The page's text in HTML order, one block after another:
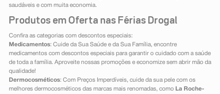
saudáveis e com muita economia.
Produtos em Oferta nas Férias Drogal
Confira as categorias com descontos especiais:
Medicamentos: Cuide da Sua Saúde e da Sua Família, encontre
medicamentos com descontos especiais para garantir o cuidado com a saúde
de toda a família. Aproveite nossas promoções e economize sem abrir mão da
qualidade!
Dermocosméticos: Com Preços Imperdíveis, cuide da sua pele com os
melhores dermocosméticos das marcas mais renomadas, como La Roche-